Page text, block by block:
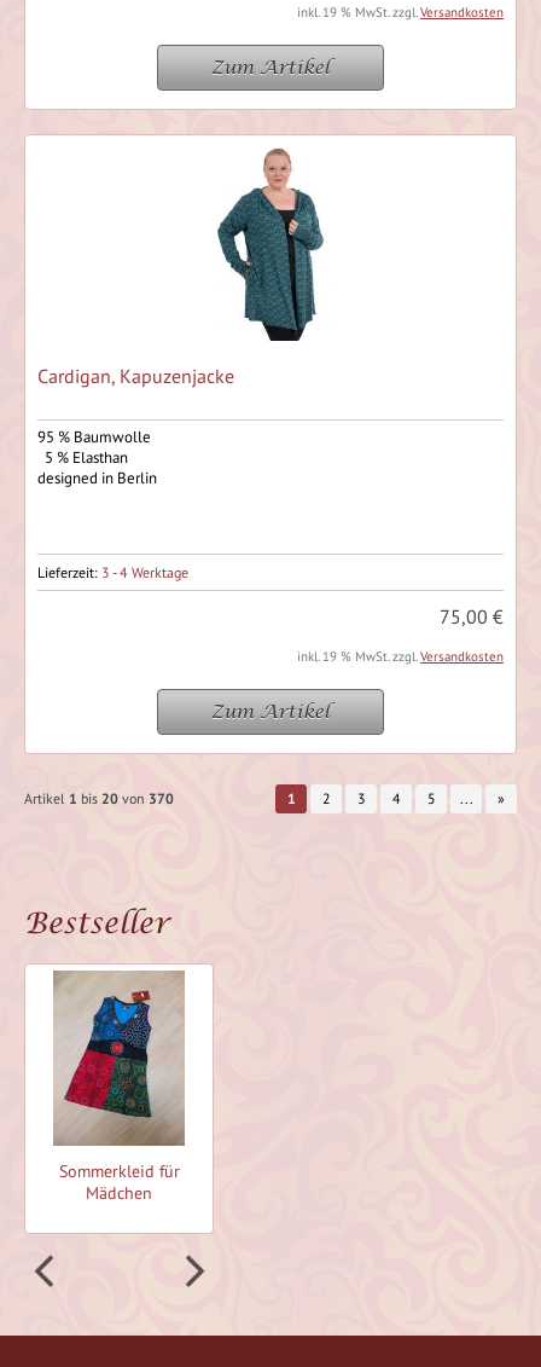
inkl. 19 % MwSt. zzgl.Versandkosten
Zum Artikel
Cardigan, Kapuzenjacke
95 % Baumwolle
5 % Elasthan
designed in Berlin
Lieferzeit: 3 - 4 Werktage
75,00 €
inkl. 19 % MwSt. zzgl.Versandkosten
Zum Artikel
Artikel 1 bis 20 von 370 1 2 3 4 5 ... »
Bestseller
Sommerkleid für
Mädchen